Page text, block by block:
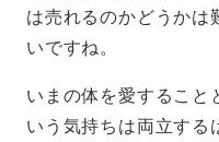
は売れるのかどうかは
いですね。
いまの体を愛すること
いう気持ちは両立する